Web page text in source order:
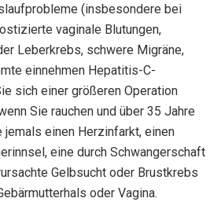
(insbesondere bei
vaginale Blutungen,
Leberkrebs, schwere Migräne,
einnehmen Hepatitis-C-
sich einer größeren Operation
Sie rauchen und über 35 Jahre
einen Herzinfarkt, einen
eine durch Schwangerschaft
Gelbsucht oder Brustkrebs
oder Vagina.